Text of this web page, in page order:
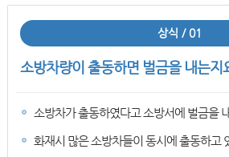
상식 / 01
소방차량이 출동하면 벌금을 내는지
소방차가 출동하였다고 소방서에 벌금을
화재시 많은 소방차들이 동시에 출동하고